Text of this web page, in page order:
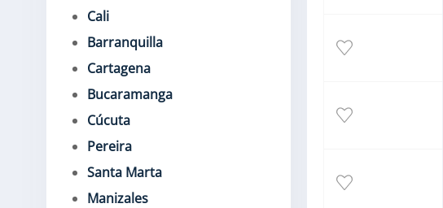
Cali
Barranquilla
Cartagena
Bucaramanga
Cúcuta
Pereira
Santa Marta
Manizales